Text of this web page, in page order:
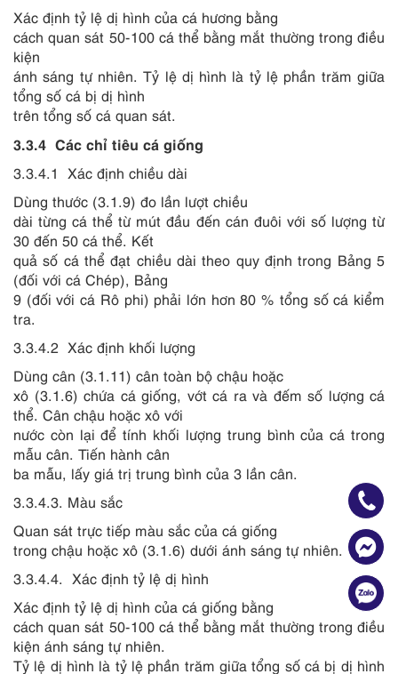
Xác định tỷ lệ dị hình của cá hương bằng
cách quan sát 50-100 cá thể bằng mắt thường trong điều
kiện
ánh sáng tự nhiên. Tỷ lệ dị hình là tỷ lệ phần trăm giữa
tổng số cá bị dị hình
trên tổng số cá quan sát.
3.3.4 Các chỉ tiêu cá giống
3.3.4.1 Xác định chiều dài
Dùng thước (3.1.9) đo lần lượt chiều
dài từng cá thể từ mút đầu đến cán đuôi với số lượng từ
30 đến 50 cá thể. Kết
quả số cá thể đạt chiều dài theo quy định trong Bảng 5
(đối với cá Chép), Bảng
9 (đối với cá Rô phi) phải lớn hơn 80 % tổng số cá kiểm
tra.
3.3.4.2 Xác định khối lượng
Dùng cân (3.1.11) cân toàn bộ chậu hoặc
xô (3.1.6) chứa cá giống, vớt cá ra và đếm số lượng cá
thể. Cân chậu hoặc xô với
nước còn lại để tính khối lượng trung bình của cá trong
mẫu cân. Tiến hành cân
ba mẫu, lấy giá trị trung bình của 3 lần cân.
3.3.4.3. Màu sắc
Quan sát trực tiếp màu sắc của cá giống
trong chậu hoặc xô (3.1.6) dưới ánh sáng tự nhiên.
3.3.4.4. Xác định tỷ lệ dị hình
Xác định tỷ lệ dị hình của cá giống bằng
cách quan sát 50-100 cá thể bằng mắt thường trong điều
kiện ánh sáng tự nhiên.
Tỷ lệ dị hình là tỷ lệ phần trăm giữa tổng số cá bị dị hình